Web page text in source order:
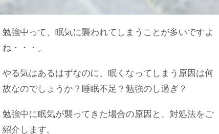
勉強中って、眠気に襲われてしまうことが多いですよ
ね・・・。
やる気はあるはずなのに、眠くなってしまう原因は何
故なのでしょうか？睡眠不足？勉強のし過ぎ？
勉強中に眠気が襲ってきた場合の原因と、対処法をご
紹介します。